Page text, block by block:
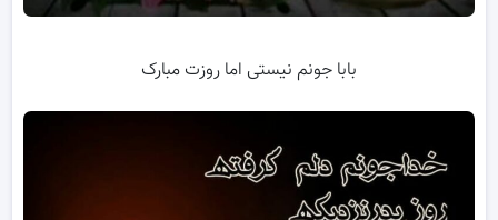
بابا جونم نیستی اما روزت مبارک